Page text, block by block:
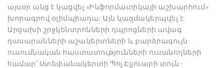
այսօր անց է կացվել «Ինֆորմատիկայի աշխարհում»
խորագրով օլիմպիադա: Այն կազմակերպվել է
Արցախի շրջկենտրոնների դպրոցների ավագ
դասարանների աշակերտների և բարձրագույն
ուսումնական հաստատությունների ուսանողների
համար՝ Ստեփանակերտի Պոլ Էլյուարի տուն-